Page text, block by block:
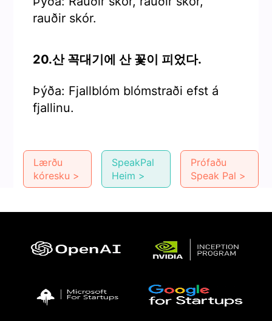
rauðir skór.
20.산 꼭대기에 산 꽃이 피었다.
Þýða: Fjallblóm blómstraði efst á
fjallinu.
Lærðu
kóresku >
SpeakPal
Heim >
Prófaðu
Speak Pal >